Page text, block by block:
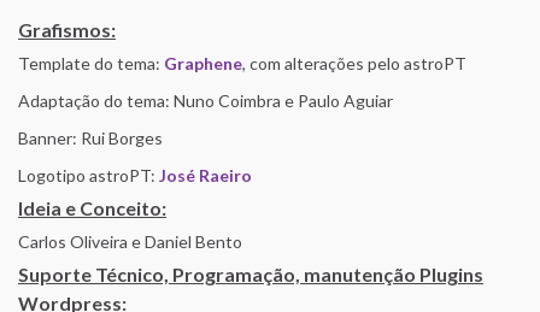
Grafismos:
Template do tema: Graphene, com alterações pelo astroPT
Adaptação do tema: Nuno Coimbra e Paulo Aguiar
Banner: Rui Borges
Logotipo astroPT: José Raeiro
Ideia e Conceito:
Carlos Oliveira e Daniel Bento
Suporte Técnico, Programação, manutenção Plugins
Wordpress: